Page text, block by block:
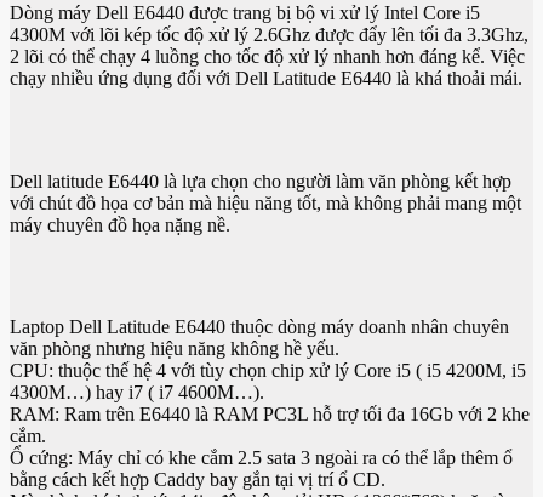
Dòng máy Dell E6440 được trang bị bộ vi xử lý Intel Core i5
4300M với lõi kép tốc độ xử lý 2.6Ghz được đẩy lên tối đa 3.3Ghz,
2 lõi có thể chạy 4 luồng cho tốc độ xử lý nhanh hơn đáng kể. Việc
chạy nhiều ứng dụng đối với Dell Latitude E6440 là khá thoải mái.
Dell latitude E6440 là lựa chọn cho người làm văn phòng kết hợp
với chút đồ họa cơ bản mà hiệu năng tốt, mà không phải mang một
máy chuyên đồ họa nặng nề.
Laptop Dell Latitude E6440 thuộc dòng máy doanh nhân chuyên
văn phòng nhưng hiệu năng không hề yếu.
CPU: thuộc thế hệ 4 với tùy chọn chip xử lý Core i5 ( i5 4200M, i5
4300M…) hay i7 ( i7 4600M…).
RAM: Ram trên E6440 là RAM PC3L hỗ trợ tối đa 16Gb với 2 khe
cắm.
Ổ cứng: Máy chỉ có khe cắm 2.5 sata 3 ngoài ra có thể lắp thêm ổ
bằng cách kết hợp Caddy bay gắn tại vị trí ổ CD.